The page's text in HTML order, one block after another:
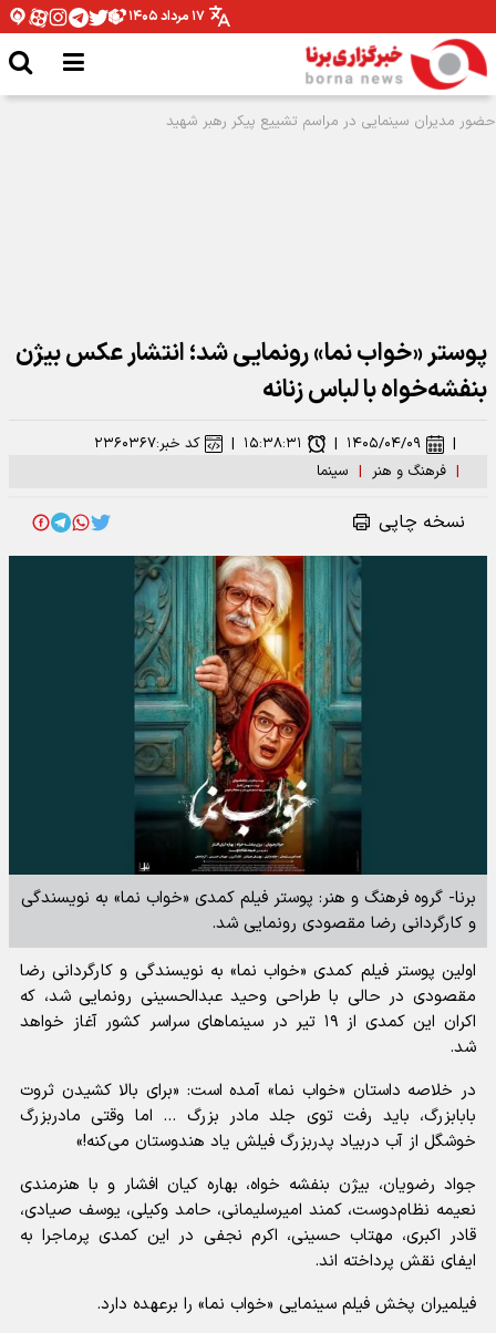
۱۷ مرداد ۱۴۰۵
نقش بستن «أبناء السیّد» روی دیوارهای تهران
پوستر «خواب نما» رونمایی شد؛ انتشار عکس بیژن
بنفشه‌خواه با لباس زنانه
| فرهنگ و هنر | سینما
| ۱۴۰۵/۰۴/۰۹ | ۱۵:۳۸:۳۱ | کد خبر:۲۳۶۰۳۶۷
نسخه چاپی
برنا- گروه فرهنگ و هنر: پوستر فیلم کمدی «خواب نما» به نویسندگی
و کارگردانی رضا مقصودی رونمایی شد.
اولین پوستر فیلم کمدی «خواب نما» به نویسندگی و کارگردانی رضا
مقصودی در حالی با طراحی وحید عبدالحسینی رونمایی شد، که
اکران این کمدی از ۱۹ تیر در سینماهای سراسر کشور آغاز خواهد
شد.
در خلاصه داستان «خواب نما» آمده است: «برای بالا کشیدن ثروت
بابابزرگ، باید رفت توی جلد مادر بزرگ ... اما وقتی مادربزرگ
خوشگل از آب دربیاد پدربزرگ فیلش یاد هندوستان می‌کنه!»
جواد رضویان، بیژن بنفشه خواه، بهاره کیان افشار و با هنرمندی
نعیمه نظام‌دوست، کمند امیرسلیمانی، حامد وکیلی، یوسف صیادی،
قادر اکبری، مهتاب حسینی، اکرم نجفی در این کمدی پرماجرا به
ایفای نقش پرداخته اند.
فیلمیران پخش فیلم سینمایی «خواب نما» را برعهده دارد.